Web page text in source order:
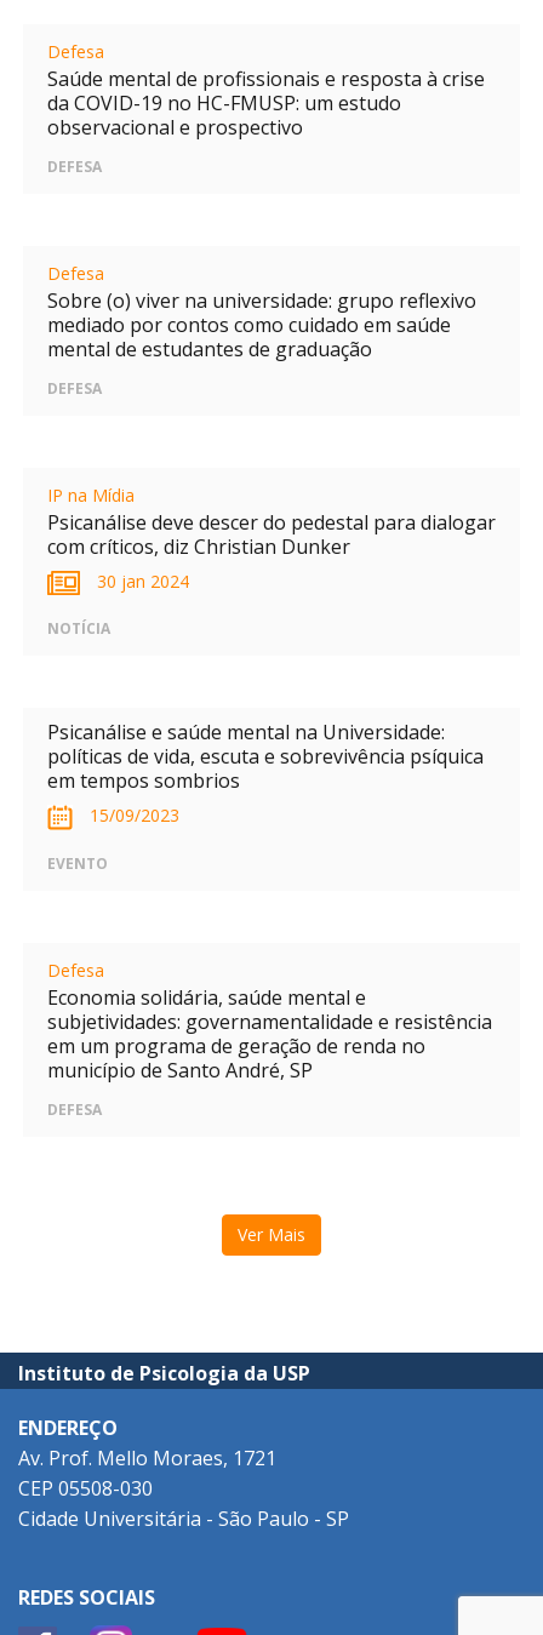
Defesa
Saúde mental de profissionais e resposta à crise
da COVID-19 no HC-FMUSP: um estudo
observacional e prospectivo
DEFESA
Defesa
Sobre (o) viver na universidade: grupo reflexivo
mediado por contos como cuidado em saúde
mental de estudantes de graduação
DEFESA
IP na Mídia
Psicanálise deve descer do pedestal para dialogar
com críticos, diz Christian Dunker
30 jan 2024
NOTÍCIA
Psicanálise e saúde mental na Universidade:
políticas de vida, escuta e sobrevivência psíquica
em tempos sombrios
15/09/2023
EVENTO
Defesa
Economia solidária, saúde mental e
subjetividades: governamentalidade e resistência
em um programa de geração de renda no
município de Santo André, SP
DEFESA
Ver Mais
Instituto de Psicologia da USP
ENDEREÇO
Av. Prof. Mello Moraes, 1721
CEP 05508-030
Cidade Universitária - São Paulo - SP
REDES SOCIAIS